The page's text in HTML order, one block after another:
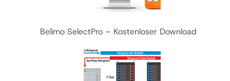
Belimo SelectPro – Kostenloser Download